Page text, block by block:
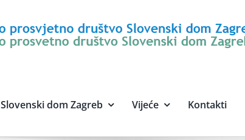
Slovenski dom Zagreb Vijeće Kontakti